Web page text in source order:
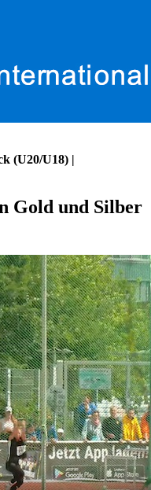
(U20/U18) |
Gold und Silber